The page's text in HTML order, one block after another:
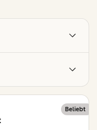
Beliebt